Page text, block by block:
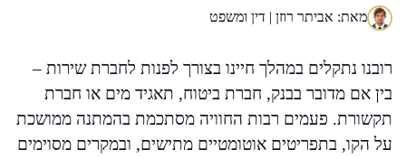
מאת: אביתר רוזן | דין ומשפט
רובנו נתקלים במהלך חיינו בצורך לפנות לחברת שירות –
בין אם מדובר בבנק, חברת ביטוח, תאגיד מים או חברת
תקשורת. פעמים רבות החוויה מסתכמת בהמתנה ממושכת
על הקו, בתפריטים אוטומטיים מתישים, ובמקרים מסוימים